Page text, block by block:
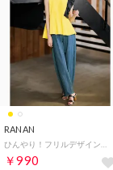
RANAN
￥990